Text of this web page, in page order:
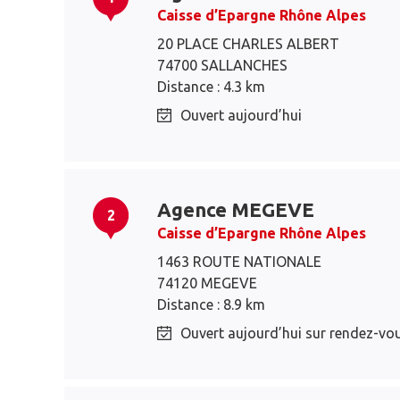
Caisse d’Epargne Rhône Alpes
20 PLACE CHARLES ALBERT
74700 SALLANCHES
Distance : 4.3 km
Ouvert aujourd’hui
2 Agence MEGEVE
Caisse d’Epargne Rhône Alpes
1463 ROUTE NATIONALE
74120 MEGEVE
Distance : 8.9 km
Ouvert aujourd’hui sur rendez-